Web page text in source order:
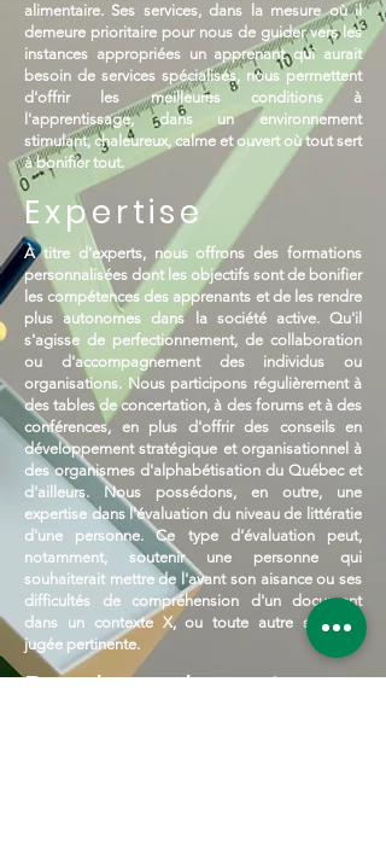
alimentaire. Ses services, dans la mesure où il
demeure prioritaire pour nous de guider vers les
instances appropriées un apprenant qui aurait
besoin de services spécialisés, nous permettent
d'offrir les meilleures conditions à
l'apprentissage, dans un environnement
stimulant, chaleureux, calme et ouvert où tout sert
à bonifier tout.
Expertise
À titre d'experts, nous offrons des formations
personnalisées dont les objectifs sont de bonifier
les compétences des apprenants et de les rendre
plus autonomes dans la société active. Qu'il
s'agisse de perfectionnement, de collaboration
ou d'accompagnement des individus ou
organisations. Nous participons régulièrement à
des tables de concertation, à des forums et à des
conférences, en plus d'offrir des conseils en
développement stratégique et organisationnel à
des organismes d'alphabétisation du Québec et
d'ailleurs. Nous possédons, en outre, une
expertise dans l'évaluation du niveau de littératie
d'une personne. Ce type d'évaluation peut,
notamment, soutenir une personne qui
souhaiterait mettre de l'avant son aisance ou ses
difficultés de compréhension d'un document
dans un contexte X, ou toute autre situation
jugée pertinente.
Recherche et